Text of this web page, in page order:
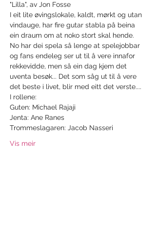
"Lilla", av Jon Fosse
I eit lite øvingslokale, kaldt, mørkt og utan
vindauge, har fire gutar stabla på beina
ein draum om at noko stort skal hende.
No har dei spela så lenge at spelejobbar
og fans endeleg ser ut til å vere innafor
rekkevidde, men så ein dag kjem det
uventa besøk... Det som såg ut til å vere
det beste i livet, blir med eitt det verste....
I rollene:
Guten: Michael Rajaji
Jenta: Ane Ranes
Trommeslagaren: Jacob Nasseri
Vis meir